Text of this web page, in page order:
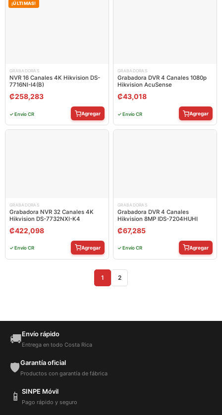
¡ÚLTIMAS!
GRABADORAS
NVR 16 Canales 4K Hikvision DS-
7716NI-I4(B)
₡258,283
✓ Envío CR Agregar
GRABADORAS
Grabadora DVR 4 Canales 1080p
Hikvision AcuSense
₡43,018
✓ Envío CR Agregar
GRABADORAS
Grabadora NVR 32 Canales 4K
Hikvision DS-7732NXI-K4
₡422,098
✓ Envío CR Agregar
GRABADORAS
Grabadora DVR 4 Canales
Hikvision 8MP IDS-7204HUHI
₡67,285
✓ Envío CR Agregar
1 2
🚚Envío rápido
Entrega en todo Costa Rica
🛡️Garantía oficial
Productos con garantía de fábrica
📱 SINPE Móvil
Pago rápido y seguro